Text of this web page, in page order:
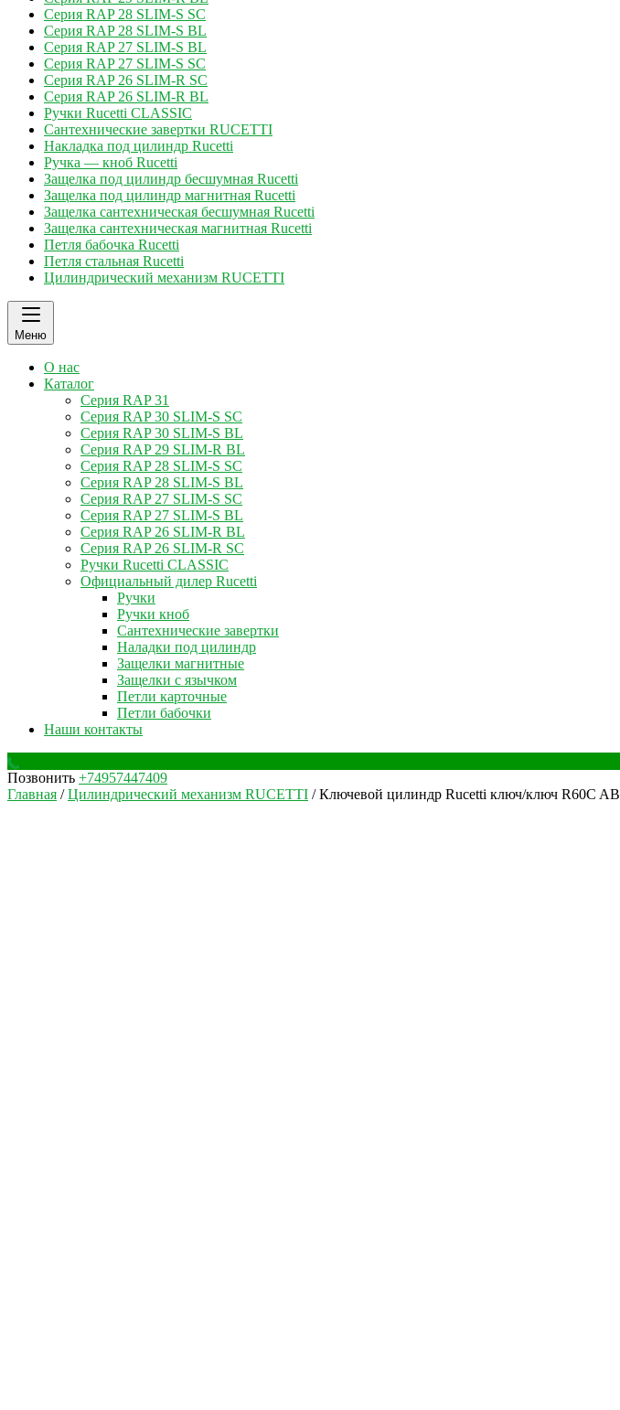
Серия RAP 28 SLIM-S SC
Серия RAP 28 SLIM-S BL
Серия RAP 27 SLIM-S BL
Серия RAP 27 SLIM-S SC
Серия RAP 26 SLIM-R SC
Серия RAP 26 SLIM-R BL
Ручки Rucetti CLASSIC
Сантехнические завертки RUCETTI
Накладка под цилиндр Rucetti
Ручка — кноб Rucetti
Защелка под цилиндр бесшумная Rucetti
Защелка под цилиндр магнитная Rucetti
Защелка сантехническая бесшумная Rucetti
Защелка сантехническая магнитная Rucetti
Петля бабочка Rucetti
Петля стальная Rucetti
Цилиндрический механизм RUCETTI
Меню
О нас
Каталог
Серия RAP 31
Серия RAP 30 SLIM-S SC
Серия RAP 30 SLIM-S BL
Серия RAP 29 SLIM-R BL
Серия RAP 28 SLIM-S SC
Серия RAP 28 SLIM-S BL
Серия RAP 27 SLIM-S SC
Серия RAP 27 SLIM-S BL
Серия RAP 26 SLIM-R BL
Серия RAP 26 SLIM-R SC
Ручки Rucetti CLASSIC
Официальный дилер Rucetti
Ручки
Ручки кноб
Сантехнические завертки
Наладки под цилиндр
Защелки магнитные
Защелки с язычком
Петли карточные
Петли бабочки
Наши контакты
Позвонить +74957447409
Главная /Цилиндрический механизм RUCETTI / Ключевой цилиндр Rucetti ключ/ключ R60C AB